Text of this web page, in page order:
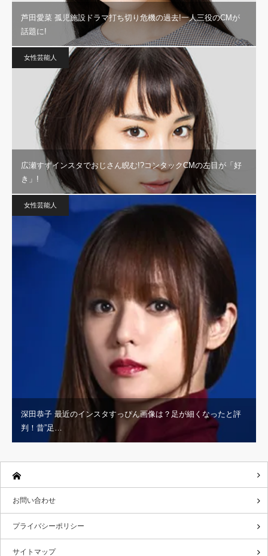
芦田愛菜 孤児施設ドラマ打ち切り危機の過去!一人三役のCMが
話題に!
女性芸能人
広瀬すずインスタでおじさん睨む!?コンタックCMの左目が「好
き」!
女性芸能人
深田恭子 最近のインスタすっぴん画像は？足が細くなったと評
判！昔”足…
お問い合わせ
プライバシーポリシー
サイトマップ